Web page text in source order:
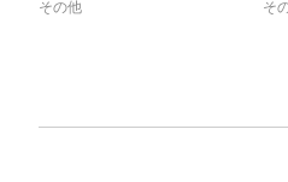
その他
そ